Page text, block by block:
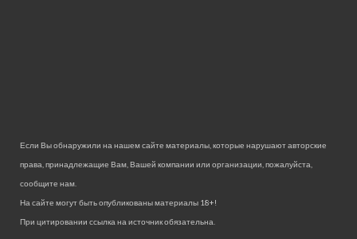
Если Вы обнаружили на нашем сайте материалы, которые нарушают авторские
права, принадлежащие Вам, Вашей компании или организации, пожалуйста,
сообщите нам.
На сайте могут быть опубликованы материалы 18+!
При цитировании ссылка на источник обязательна.